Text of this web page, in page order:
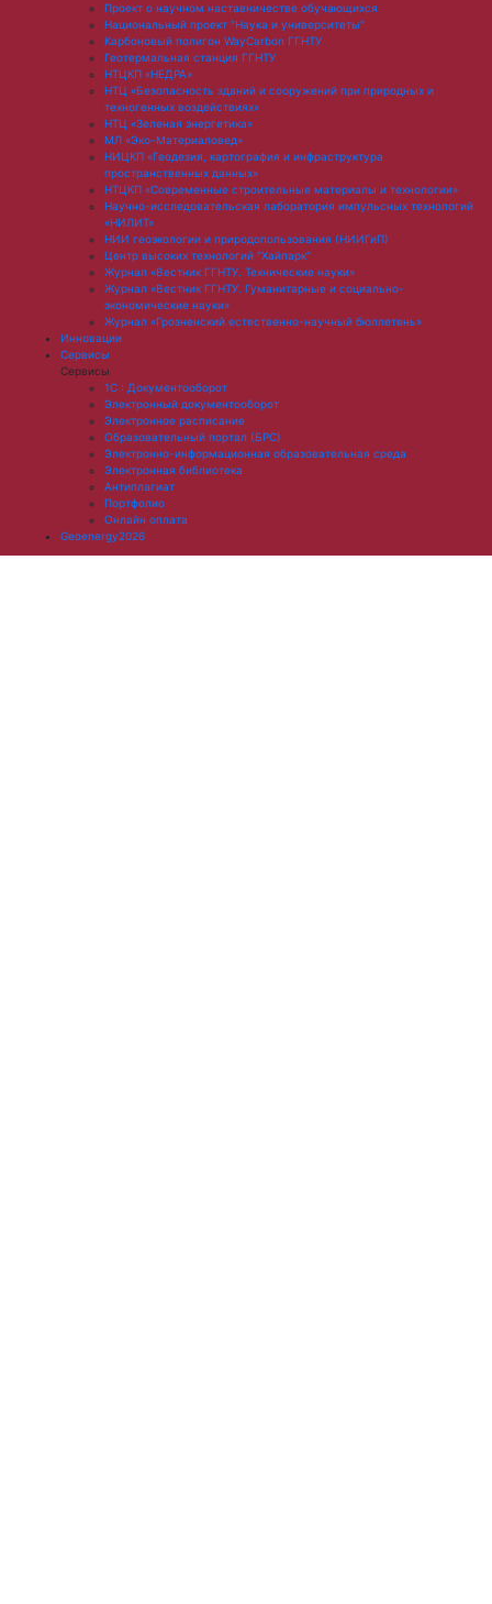
Проект о научном наставничестве обучающихся
Национальный проект "Наука и университеты"
Карбоновый полигон WayCarbon ГГНТУ
Геотермальная станция ГГНТУ
НТЦКП «НЕДРА»
НТЦ «Безопасность зданий и сооружений при природных и
техногенных воздействиях»
НТЦ «Зеленая энергетика»
МЛ «Эко-Материаловед»
НИЦКП «Геодезия, картография и инфраструктура
пространственных данных»
НТЦКП «Современные строительные материалы и технологии»
Научно-исследовательская лаборатория импульсных технологий
«НИЛИТ»
НИИ геоэкологии и природопользования (НИИГиП)
Центр высоких технологий "Хайпарк"
Журнал «Вестник ГГНТУ. Технические науки»
Журнал «Вестник ГГНТУ. Гуманитарные и социально-
экономические науки»
Журнал «Грозненский естественно-научный бюллетень»
Инновации
Сервисы
Сервисы
1С : Документооборот
Электронный документооборот
Электронное расписание
Образовательный портал (БРС)
Электронно-информационная образовательная среда
Электронная библиотека
Антиплагиат
Портфолио
Онлайн оплата
Geoenergy2026